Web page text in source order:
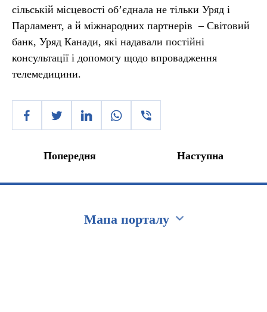
сільській місцевості об’єднала не тільки Уряд і
Парламент, а й міжнародних партнерів – Світовий
банк, Уряд Канади, які надавали постійні
консультації і допомогу щодо впровадження
телемедицини.
Попередня Наступна
Мапа порталу